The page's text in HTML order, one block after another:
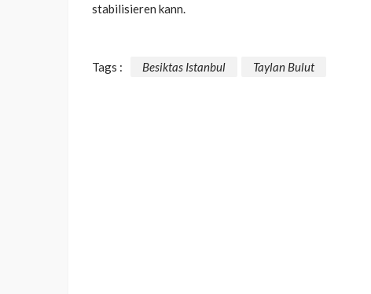
stabilisieren kann.
Tags : Besiktas Istanbul Taylan Bulut